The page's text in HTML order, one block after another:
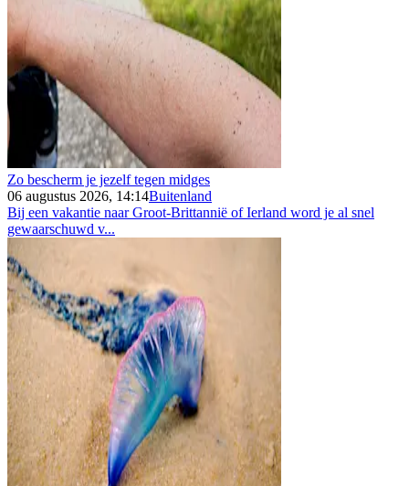
Zo bescherm je jezelf tegen midges
06 augustus 2026, 14:14Buitenland
Bij een vakantie naar Groot-Brittannië of Ierland word je al snel
gewaarschuwd v...